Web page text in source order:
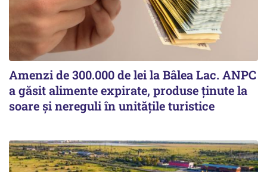
Amenzi de 300.000 de lei la Bâlea Lac. ANPC
a găsit alimente expirate, produse ținute la
soare și nereguli în unitățile turistice